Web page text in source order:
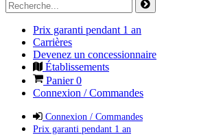
Prix garanti pendant 1 an
Carrières
Devenez un concessionnaire
Établissements
Panier0
Connexion / Commandes
Connexion / Commandes
Prix garanti pendant 1 an